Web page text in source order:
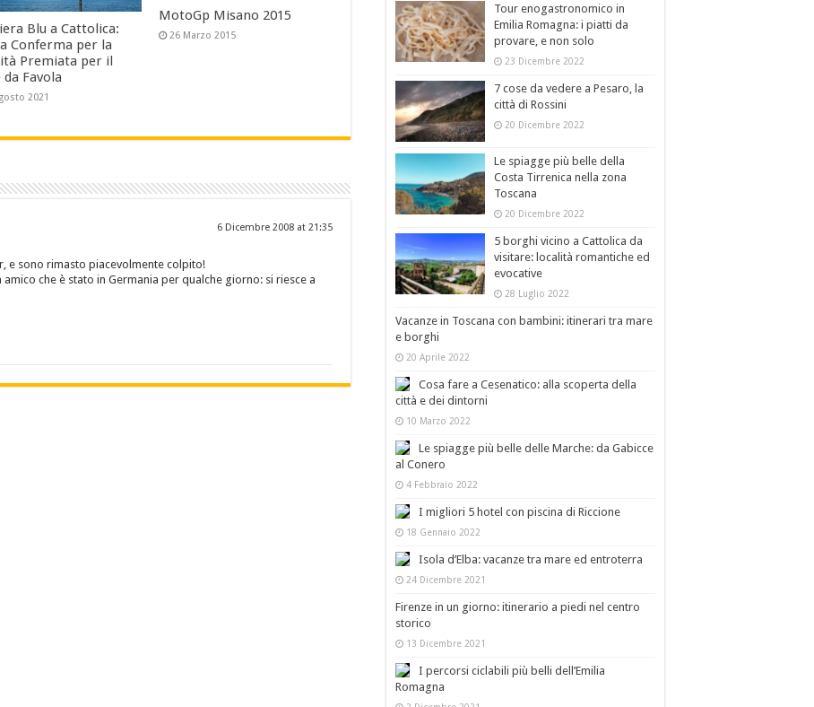
Blu a Cattolica:
Conferma per la
Premiata per il
Favola
2021
MotoGp Misano 2015
26 Marzo 2015
6 Dicembre 2008 at 21:35
e sono rimasto piacevolmente colpito!
che è stato in Germania per qualche giorno: si riesce a
Tour enogastronomico in
Emilia Romagna: i piatti da
provare, e non solo
23 Dicembre 2022
7 cose da vedere a Pesaro, la
città di Rossini
20 Dicembre 2022
Le spiagge più belle della
Costa Tirrenica nella zona
Toscana
20 Dicembre 2022
5 borghi vicino a Cattolica da
visitare: località romantiche ed
evocative
28 Luglio 2022
Vacanze in Toscana con bambini: itinerari tra mare
e borghi
20 Aprile 2022
Cosa fare a Cesenatico: alla scoperta della
città e dei dintorni
10 Marzo 2022
Le spiagge più belle delle Marche: da Gabicce
al Conero
4 Febbraio 2022
I migliori 5 hotel con piscina di Riccione
18 Gennaio 2022
Isola d’Elba: vacanze tra mare ed entroterra
24 Dicembre 2021
Firenze in un giorno: itinerario a piedi nel centro
storico
13 Dicembre 2021
I percorsi ciclabili più belli dell’Emilia
Romagna